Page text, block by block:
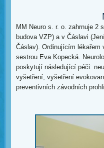
MM Neuro s. r. o. zahrnuje 2
budova VZP) a v Čáslavi
Čáslav). Ordinujícím lékařem
sestrou Eva Kopecká.
poskytují následující péči:
vyšetření, vyšetření
preventivních závodních